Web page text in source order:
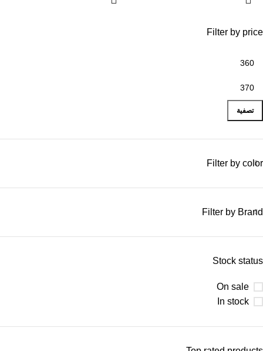
Filter by price
تصفية
Filter by color
Filter by Brand
Stock status
On sale
In stock